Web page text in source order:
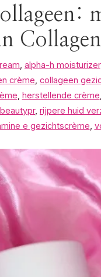
alpha-h moisturizer,
crème collageen
herstellende crème
, rijpere huid
e gezichtscrème